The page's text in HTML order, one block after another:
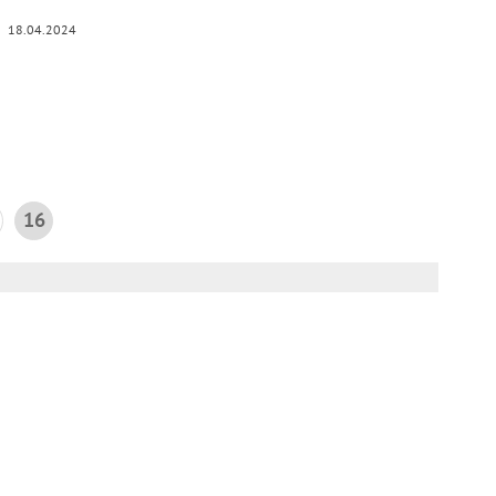
18.04.2024
16